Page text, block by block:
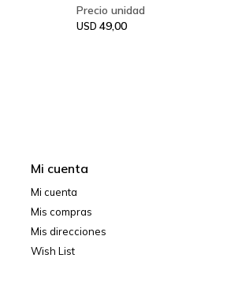
USD 49,00
Mi cuenta
Mi cuenta
Mis compras
Mis direcciones
Wish List